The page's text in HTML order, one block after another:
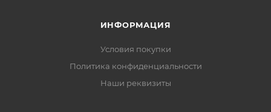
ИНФОРМАЦИЯ
Условия покупки
Политика конфиденциальности
Наши реквизиты